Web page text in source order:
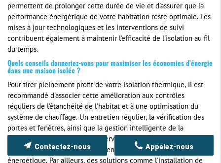
permettent de prolonger cette durée de vie et d'assurer que la
performance énergétique de votre habitation reste optimale. Les
mises à jour technologiques et les interventions de suivi
contribuent également à maintenir l'efficacité de l'isolation au fil
du temps.
Quels conseils donneriez-vous pour maximiser les économies d'énergie
dans une maison isolée ?
Pour tirer pleinement profit de votre isolation thermique, il est
recommandé d'associer cette amélioration aux contrôles
réguliers de l'étanchéité de l'habitat et à une optimisation du
système de chauffage. Un entretien régulier, la vérification des
portes et fenêtres, ainsi que la gestion intelligente de la
ventilation permettent de conserver une température agréable
tout en réduisant significativement la consommation
énergétique. Par ailleurs, des solutions comme l'installation de
Appelez-nous
Contactez-nous